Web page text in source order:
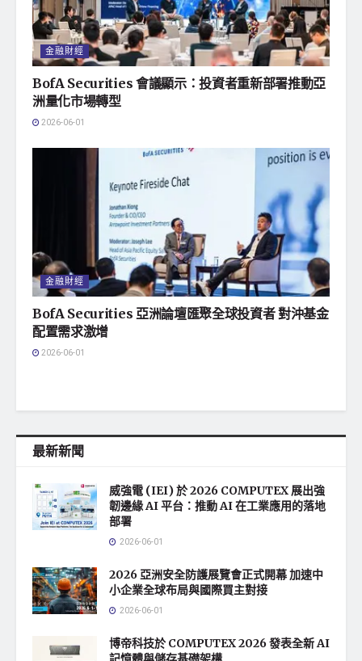
金融財經
BofA Securities 會議顯示：投資者重新部署推動亞
洲量化市場轉型
2026-06-01
金融財經
BofA Securities 亞洲論壇匯聚全球投資者 對沖基金
配置需求激增
2026-06-01
最新新聞
威強電 (IEI) 於 2026 COMPUTEX 展出強
韌邊緣 AI 平台：推動 AI 在工業應用的落地
部署
2026-06-01
2026 亞洲安全防護展覽會正式開幕 加速中
小企業全球布局與國際買主對接
2026-06-01
博帝科技於 COMPUTEX 2026 發表全新 AI